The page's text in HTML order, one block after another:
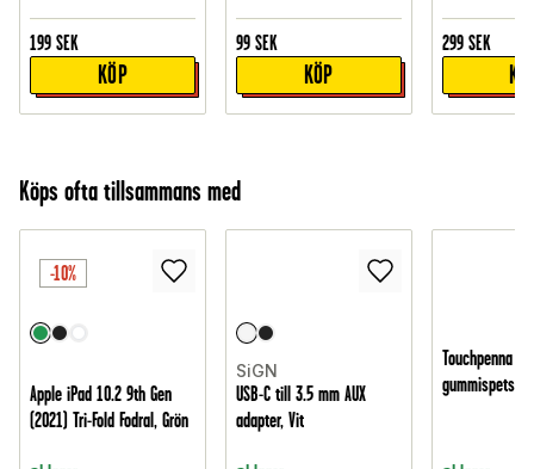
199 SEK
KÖP
99 SEK
KÖP
299 SEK
Köps ofta tillsammans med
-10%
Apple iPad 10.2 9th Gen
(2021) Tri-Fold Fodral, Grön
SiGN
USB-C till 3.5 mm AUX
adapter, Vit
Touchpenna
gummispets,